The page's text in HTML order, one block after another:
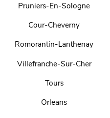
Pruniers-En-Sologne
Cour-Cheverny
Romorantin-Lanthenay
Villefranche-Sur-Cher
Tours
Orleans